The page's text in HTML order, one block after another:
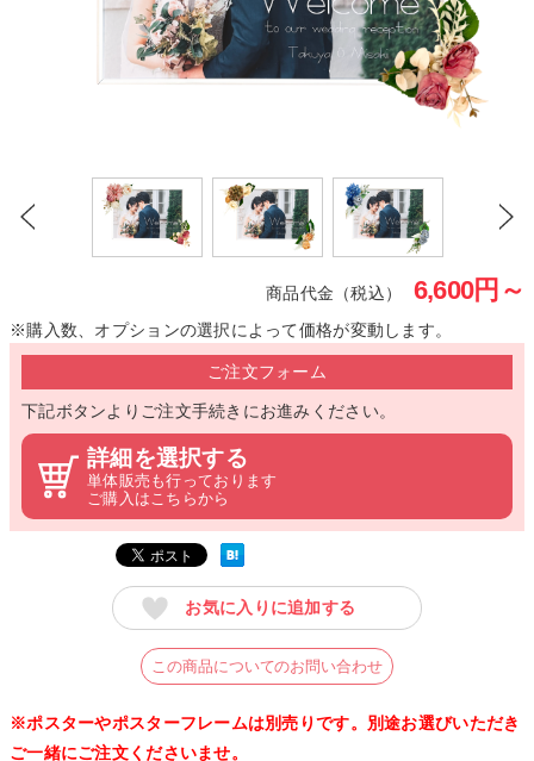
商品代金（税込） 6,600円～
※購入数、オプションの選択によって価格が変動します。
ご注文フォーム
下記ボタンよりご注文手続きにお進みください。
詳細を選択する
単体販売も行っております
ご購入はこちらから
お気に入りに追加する
この商品についてのお問い合わせ
※ポスターやポスターフレームは別売りです。別途お選びいただき
ご一緒にご注文くださいませ。